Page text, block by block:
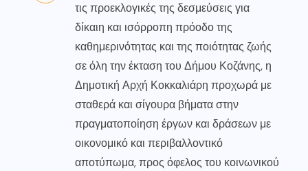
τις προεκλογικές της δεσμεύσεις για
δίκαιη και ισόρροπη πρόοδο της
καθημερινότητας και της ποιότητας ζωής
σε όλη την έκταση του Δήμου Κοζάνης, η
Δημοτική Αρχή Κοκκαλιάρη προχωρά με
σταθερά και σίγουρα βήματα στην
πραγματοποίηση έργων και δράσεων με
οικονομικό και περιβαλλοντικό
αποτύπωμα, προς όφελος του κοινωνικού